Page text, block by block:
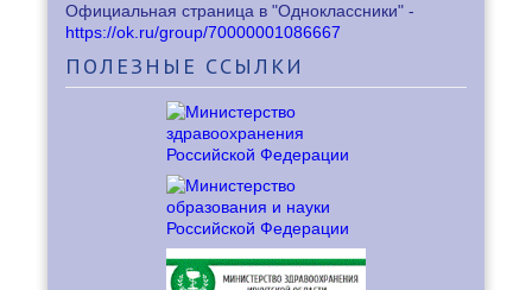
Официальная страница в "Одноклассники" -
https://ok.ru/group/70000001086667
ПОЛЕЗНЫЕ ССЫЛКИ